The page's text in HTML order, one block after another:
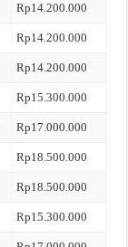
Rp14.200.000
Rp14.200.000
Rp14.200.000
Rp15.300.000
Rp17.000.000
Rp18.500.000
Rp18.500.000
Rp15.300.000